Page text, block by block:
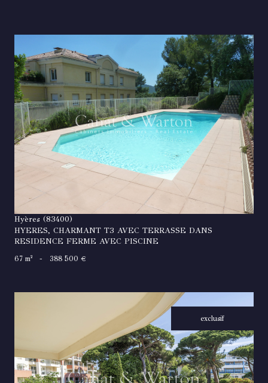
VOIR LE BIEN
Hyères (83400)
HYERES, CHARMANT T3 AVEC TERRASSE DANS
RESIDENCE FERME AVEC PISCINE
67 m² - 388 500 €
exclusif